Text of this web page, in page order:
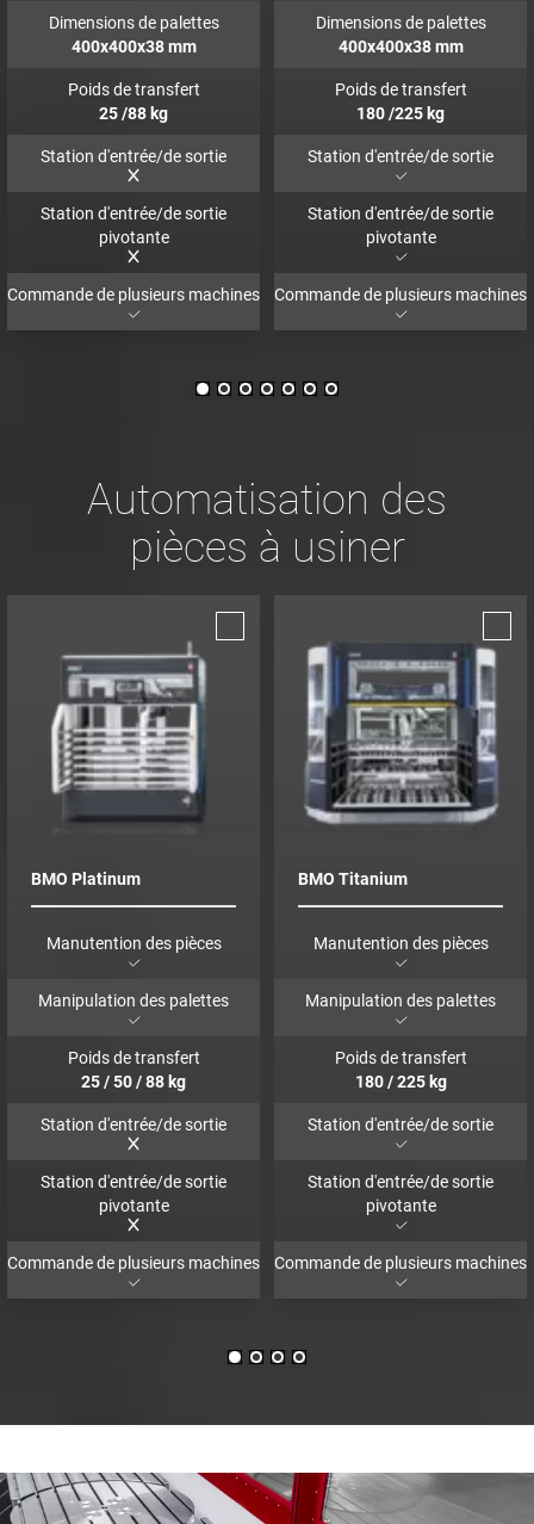
Dimensions de palettes
400x400x38 mm
Poids de transfert
25/88 kg
Station d'entrée/de sortie
Station d'entrée/de sortie
pivotante
Commande de plusieurs machines
Dimensions de palettes
400x400x38 mm
Poids de transfert
180/225 kg
Station d'entrée/de sortie
Station d'entrée/de sortie
pivotante
Commande de plusieurs machines
Automatisation des
pièces à usiner
BMO Platinum
Manutention des pièces
Manipulation des palettes
Poids de transfert
25/50/88 kg
Station d'entrée/de sortie
Station d'entrée/de sortie
pivotante
Commande de plusieurs machines
BMO Titanium
Manutention des pièces
Manipulation des palettes
Poids de transfert
180 / 225 kg
Station d'entrée/de sortie
Station d'entrée/de sortie
pivotante
Commande de plusieurs machines